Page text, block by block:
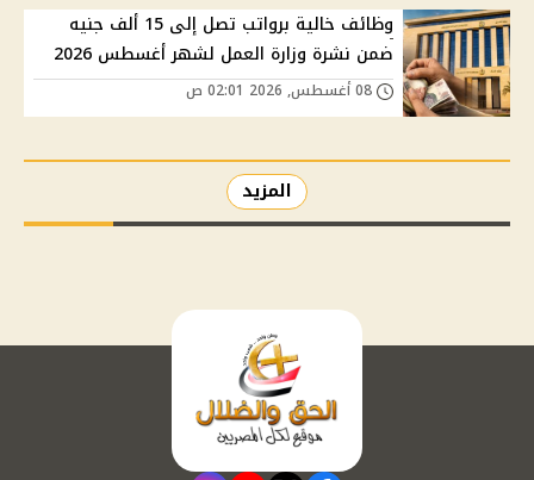
وظائف خالية برواتب تصل إلى 15 ألف جنيه
ضمن نشرة وزارة العمل لشهر أغسطس 2026
المزيد